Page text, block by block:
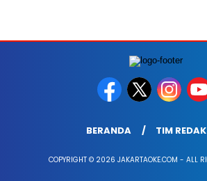
BERANDA TIM
COPYRIGHT © 2026 JAKARTAOKE.COM - ALL